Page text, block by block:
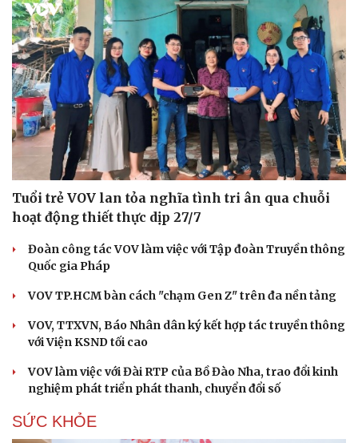
Cải chính
Tuổi trẻ VOV lan tỏa nghĩa tình tri ân qua chuỗi
hoạt động thiết thực dịp 27/7
Đoàn công tác VOV làm việc với Tập đoàn Truyền thông
Quốc gia Pháp
VOV TP.HCM bàn cách "chạm Gen Z" trên đa nền tảng
VOV, TTXVN, Báo Nhân dân ký kết hợp tác truyền thông
với Viện KSND tối cao
VOV làm việc với Đài RTP của Bồ Đào Nha, trao đổi kinh
nghiệm phát triển phát thanh, chuyển đổi số
SỨC KHỎE